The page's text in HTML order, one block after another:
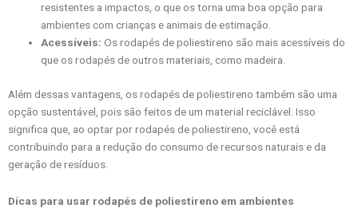
resistentes a impactos, o que os torna uma boa opção para
ambientes com crianças e animais de estimação.
Acessíveis: Os rodapés de poliestireno são mais acessíveis do
que os rodapés de outros materiais, como madeira.
Além dessas vantagens, os rodapés de poliestireno também são uma
opção sustentável, pois são feitos de um material reciclável. Isso
significa que, ao optar por rodapés de poliestireno, você está
contribuindo para a redução do consumo de recursos naturais e da
geração de resíduos.
Dicas para usar rodapés de poliestireno em ambientes